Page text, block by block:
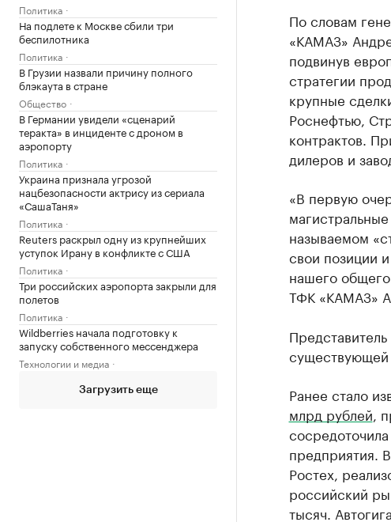
Политика
На подлете к Москве сбили три
беспилотника
Политика
В Грузии назвали причину полного
блэкаута в стране
Общество
В Германии увидели «сценарий
теракта» в инциденте с дроном в
аэропорту
Политика
Украина признала угрозой
нацбезопасности актрису из сериала
«СашаТаня»
Политика
Reuters раскрыл одну из крупнейших
уступок Ирану в конфликте с США
Политика
Три российских аэропорта закрыли для
полетов
Политика
Wildberries начала подготовку к
запуску собственного мессенджера
Технологии и медиа
Загрузить еще
По словам
«КАМАЗ»
подвинув
стратегии
крупные
Роснефтью,
контрактов.
дилеров и
«В первую
называемом
свои позиции
нашего
ТФК «КАМАЗ»
существующей
Ранее стало
млрд рублей ,
предприятия.
Ростех,
российский
тысяч.